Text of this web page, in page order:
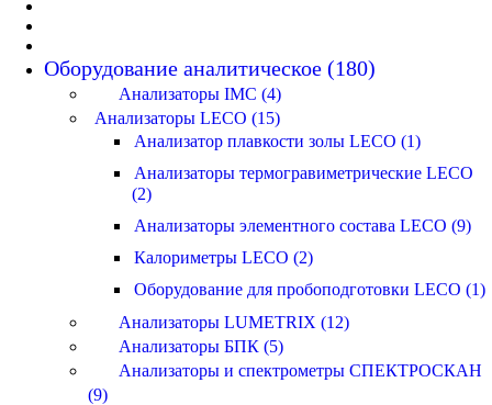
Оборудование аналитическое (180)
Анализаторы IMC (4)
Анализаторы LECO (15)
Анализатор плавкости золы LECO (1)
Анализаторы термогравиметрические LECO
(2)
Анализаторы элементного состава LECO (9)
Калориметры LECO (2)
Оборудование для пробоподготовки LECO (1)
Анализаторы LUMETRIX (12)
Анализаторы БПК (5)
Анализаторы и спектрометры СПЕКТРОСКАН
(9)